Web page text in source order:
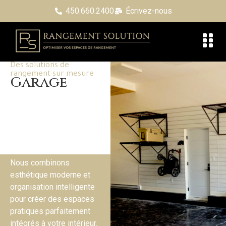
450.660.2400 Écrivez-nous
Des solutions de
rangement sur mesure
Garage
Nous combinons
esthétique moderne et
organisation intelligente
pour créer des espaces
pratiques parfaitement
intégrés à votre intérieur.